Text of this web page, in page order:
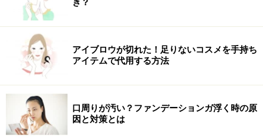
時間が経つにつれて肌のハリが高まるような実感が。こ
れなら夕方までキレイをキープできそう！
＞＞次のページではいよいよ、ベスト3の発表です！
※個人の体質、また、誤った方法による実践に起因して肌荒れや
不調を引き起こす場合があります。実践の際には、必ず自身の体
質及び健康状態を十分に考慮し、正しい方法で行ってください。
また、全ての方への有効性を保証するものではありません。
き？
アイブロウが切れた！足りないコスメを手持ち
アイテムで代用する方法
口周りが汚い？ファンデーションガ浮く時の原
因と対策とは